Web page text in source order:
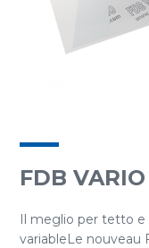
FDB
Il meglio per tetto e
variableLe nouveau